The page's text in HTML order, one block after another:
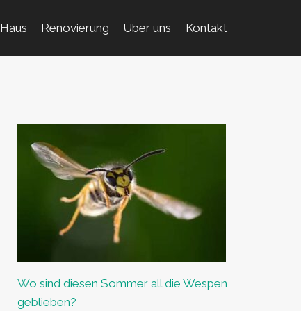
Haus Renovierung Über uns Kontakt
Wo sind diesen Sommer all die Wespen
geblieben?